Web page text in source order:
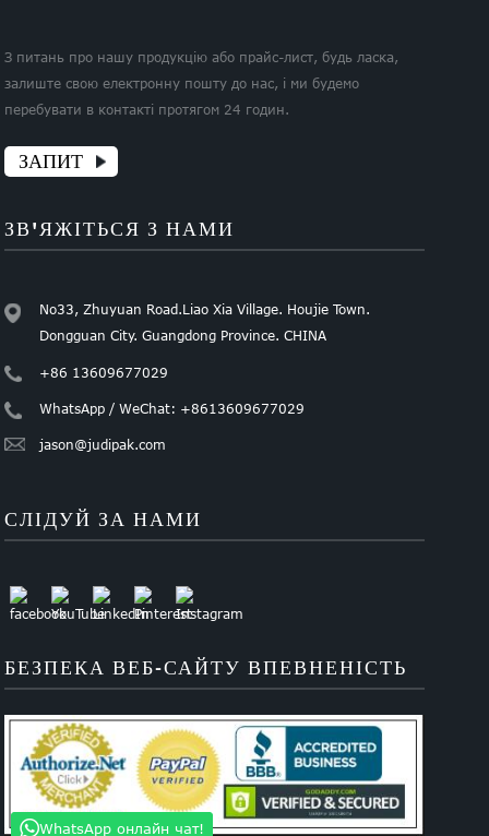
З питань про нашу продукцію або прайс-лист, будь ласка,
залиште свою електронну пошту до нас, і ми будемо
перебувати в контакті протягом 24 годин.
ЗАПИТ
ЗВ'ЯЖІТЬСЯ З НАМИ
No33, Zhuyuan Road.Liao Xia Village. Houjie Town.
Dongguan City. Guangdong Province. CHINA
+86 13609677029
WhatsApp / WeChat: +8613609677029
jason@judipak.com
СЛІДУЙ ЗА НАМИ
БЕЗПЕКА ВЕБ-САЙТУ ВПЕВНЕНІСТЬ
WhatsApp онлайн чат!